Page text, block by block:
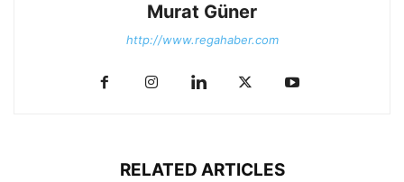
Murat Güner
http://www.regahaber.com
RELATED ARTICLES